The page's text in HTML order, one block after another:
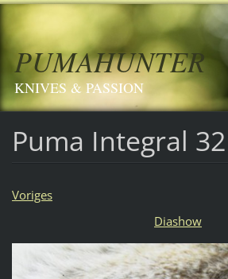
PUMAHUNTER
KNIVES & PASSION
Puma Integral
Voriges
Diashow